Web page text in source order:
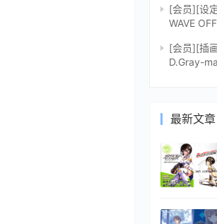
[会员][设
WAVE
[会员][插
D.Gray-
最新文章